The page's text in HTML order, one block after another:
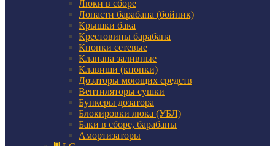
Люки в сборе
Лопасти барабана (бойник)
Крышки бака
Крестовины барабана
Кнопки сетевые
Клапана заливные
Клавиши (кнопки)
Дозаторы моющих средств
Вентиляторы сушки
Бункеры дозатора
Блокировки люка (УБЛ)
Баки в сборе, барабаны
Амортизаторы